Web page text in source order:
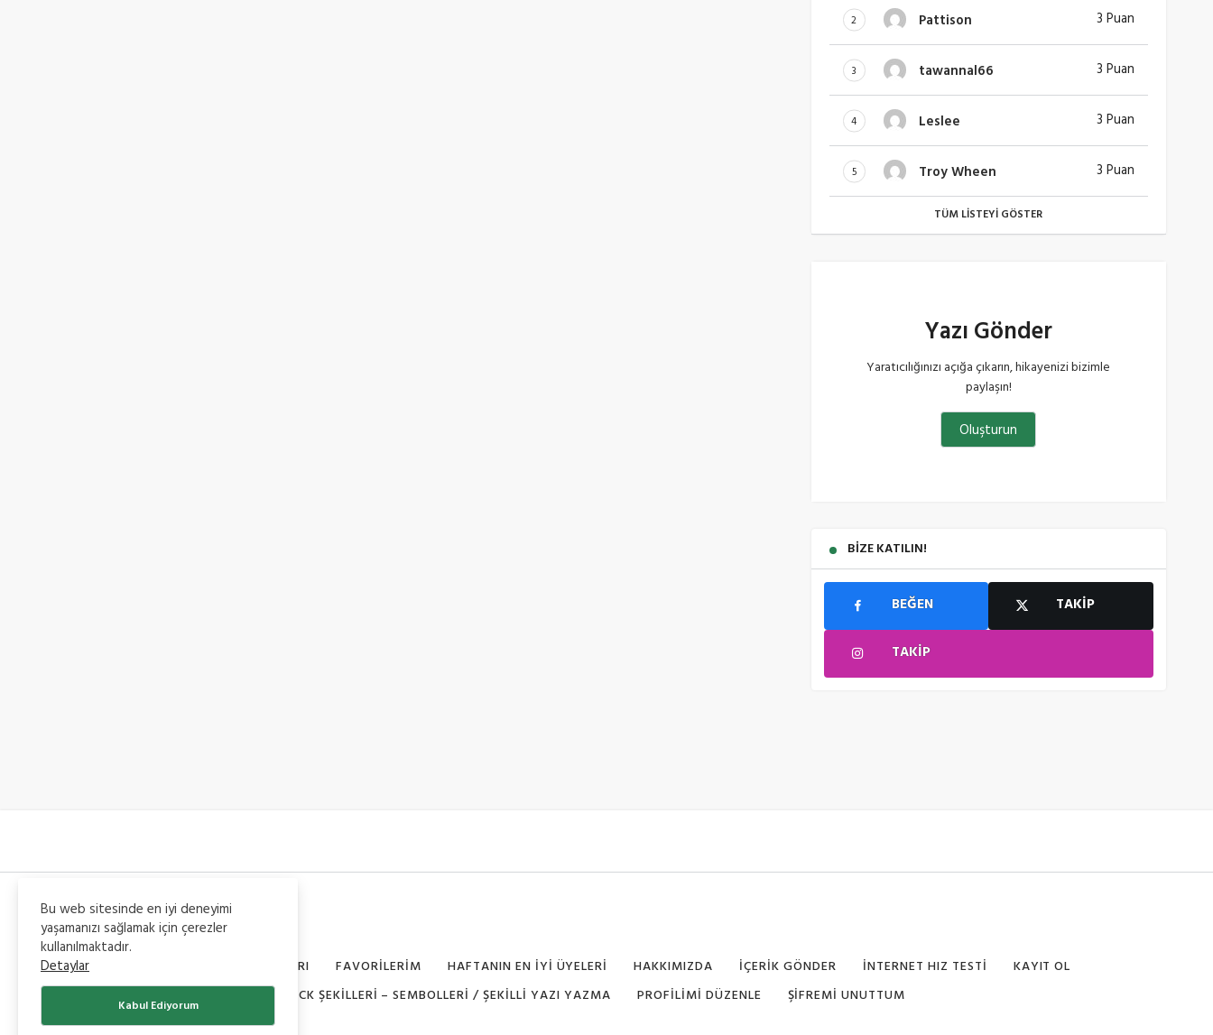
2 Pattison 3 Puan
3 tawannal66 3 Puan
4 Leslee 3 Puan
5 Troy Wheen 3 Puan
TÜM LISTEYI GÖSTER
Yazı Gönder
Yaratıcılığınızı açığa çıkarın, hikayenizi bizimle
paylaşın!
Oluşturun
BIZE KATILIN!
BEĞEN TAKIP
TAKIP
BU HAFTANIN TREND YAZILARI FAVORILERIM HAFTANIN EN İYI ÜYELERI HAKKIMIZDA İÇERIK GÖNDER İNTERNET HIZ TESTI
KAYIT OL
NICK ŞEKILLERI – SEMBOLLERI / ŞEKILLI YAZI YAZMA
PROFILIMI DÜZENLE ŞIFREMI UNUTTUM
Bu web sitesinde en iyi deneyimi
yaşamanızı sağlamak için çerezler
kullanılmaktadır.
Detaylar
Kabul Ediyorum